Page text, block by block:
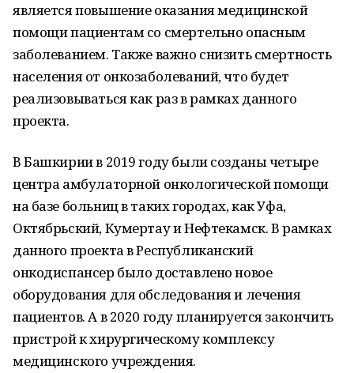
является повышение оказания медицинской
помощи пациентам со смертельно опасным
заболеванием. Также важно снизить смертность
населения от онкозаболеваний, что будет
реализовываться как раз в рамках данного
проекта.
В Башкирии в 2019 году были созданы четыре
центра амбулаторной онкологической помощи
на базе больниц в таких городах, как Уфа,
Октябрьский, Кумертау и Нефтекамск. В рамках
данного проекта в Республиканский
онкодиспансер было доставлено новое
оборудования для обследования и лечения
пациентов. А в 2020 году планируется закончить
пристрой к хирургическому комплексу
медицинского учреждения.